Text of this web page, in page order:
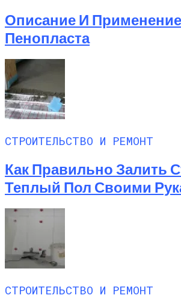
Описание И
Пенопласта
СТРОИТЕЛЬСТВО И РЕМОНТ
Как Правильно Залить
Теплый Пол Своими
СТРОИТЕЛЬСТВО И РЕМОНТ